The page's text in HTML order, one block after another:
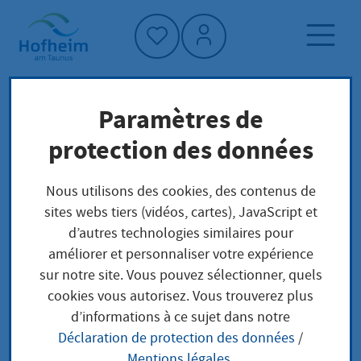
Accueil"
Page d'accueil
Trouver un service
Préoccupations locales
Annahme eines Volljährigen Aussprache
Annahme eines
Volljährigen
Aussprache
Paramètres de
protection des données
Nous utilisons des cookies, des contenus de
sites webs tiers (vidéos, cartes), JavaScript et
d’autres technologies similaires pour
améliorer et personnaliser votre expérience
sur notre site. Vous pouvez sélectionner, quels
cookies vous autorisez. Vous trouverez plus
d’informations à ce sujet dans notre
Déclaration de protection des données /